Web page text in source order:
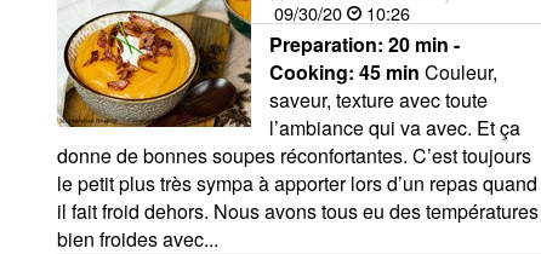
09/30/20
10:26
Preparation: 20 min -
Cooking: 45 min Couleur,
saveur, texture avec toute
l’ambiance qui va avec. Et ça
donne de bonnes soupes réconfortantes. C’est toujours
le petit plus très sympa à apporter lors d’un repas quand
il fait froid dehors. Nous avons tous eu des températures
bien froides avec...